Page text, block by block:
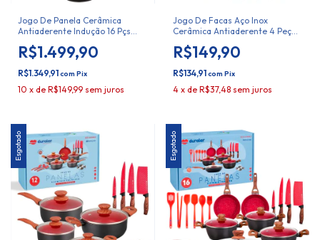
Jogo De Panela Cerâmica
Antiaderente Indução 16 Pçs
R$1.499,90
R$1.349,91com Pix
10 x de R$149,99 sem juros
Jogo De Facas Aço Inox
Cerâmica Antiaderente 4 Peças
R$149,90
R$134,91com Pix
4 x de R$37,48 sem juros
Esgotado Esgotado